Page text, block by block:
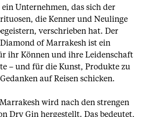
Unternehmen, das sich der
die Kenner und Neulinge
verschrieben hat. Der
of Marrakesh ist ein
ihr Können und ihre Leidenschaft
– und für die Kunst, Produkte zu
auf Reisen schicken.
wird nach den strengen
Dry Gin hergestellt. Das bedeutet,